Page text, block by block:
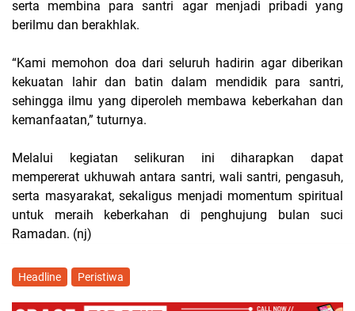
serta membina para santri agar menjadi pribadi yang
berilmu dan berakhlak.
“Kami memohon doa dari seluruh hadirin agar diberikan
kekuatan lahir dan batin dalam mendidik para santri,
sehingga ilmu yang diperoleh membawa keberkahan dan
kemanfaatan,” tuturnya.
Melalui kegiatan selikuran ini diharapkan dapat
mempererat ukhuwah antara santri, wali santri, pengasuh,
serta masyarakat, sekaligus menjadi momentum spiritual
untuk meraih keberkahan di penghujung bulan suci
Ramadan. (nj)
Headline Peristiwa